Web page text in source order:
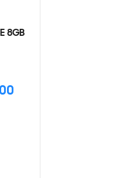
8GB